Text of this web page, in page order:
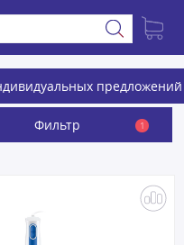
предложений
Фильтр 1